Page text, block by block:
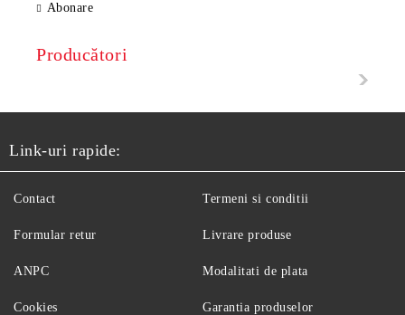
Abonare
Producători
Link-uri rapide:
Contact
Formular retur
ANPC
Cookies
Termeni si conditii
Livrare produse
Modalitati de plata
Garantia produselor